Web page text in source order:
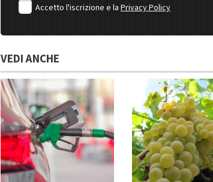
Accetto l'iscrizione e la Privacy Policy
VEDI ANCHE